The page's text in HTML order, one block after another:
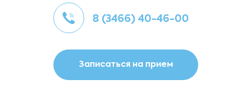
8 (3466) 40-46-00
Записаться на прием